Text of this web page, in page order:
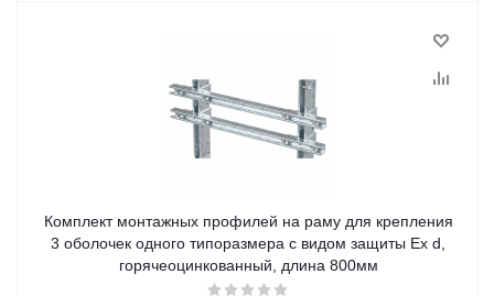
Комплект монтажных профилей на раму для крепления
3 оболочек одного типоразмера с видом защиты Ex d,
горячеоцинкованный, длина 800мм